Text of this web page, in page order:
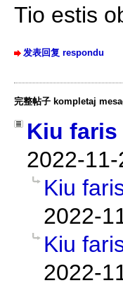
Tio estis
发表回复 respondu
完整帖子 kompletaj
Kiu
2022-
Kiu
2022-
Kiu
2022-